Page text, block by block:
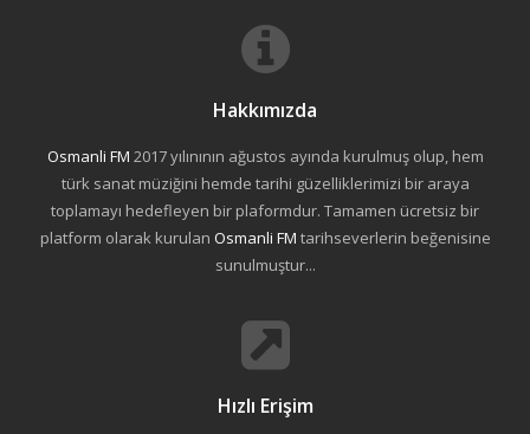
Hakkımızda
Osmanli FM 2017 yılınının ağustos ayında kurulmuş olup, hem
türk sanat müziğini hemde tarihi güzelliklerimizi bir araya
toplamayı hedefleyen bir plaformdur. Tamamen ücretsiz bir
platform olarak kurulan Osmanli FM tarihseverlerin beğenisine
sunulmuştur...
Hızlı Erişim